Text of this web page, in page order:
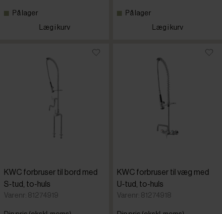
På lager
Læg i kurv
På lager
Læg i kurv
KWC forbruser til bord med
S-tud, to-huls
Varenr: 81274919
KWC forbruser til væg med
U-tud, to-huls
Varenr: 81274918